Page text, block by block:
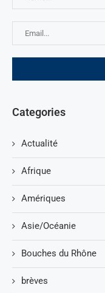
Categories
Actualité
Afrique
Amériques
Asie/Océanie
Bouches du Rhône
brèves